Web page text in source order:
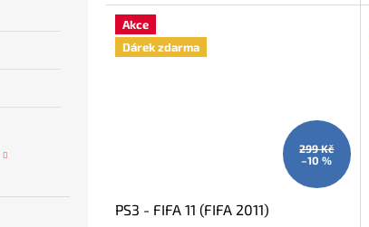
Akce
Dárek zdarma
299 Kč
–10 %
PS3 - FIFA 11 (FIFA 2011)